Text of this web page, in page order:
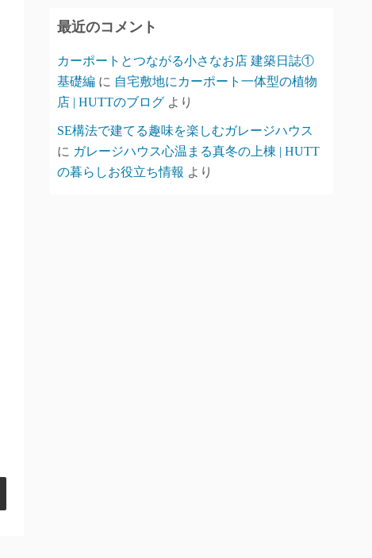
最近のコメント
カーポートとつながる小さなお店 建築日誌①
基礎編 に 自宅敷地にカーポート一体型の植物
店 | HUTTのブログ より
SE構法で建てる趣味を楽しむガレージハウス
に ガレージハウス心温まる真冬の上棟 | HUTT
の暮らしお役立ち情報 より